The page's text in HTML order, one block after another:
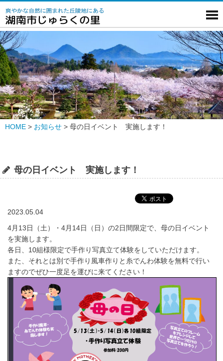
HOME > お知らせ > 母の日イベント 実施します！
母の日イベント 実施します！
2023.05.04
4月13日（土）・4月14日（日）の2日間限定で、母の日イベント
を実施します。
各日、10組様限定で手作り写真立て体験をしていただけます。
また、それとは別で手作り風車作りと糸でんわ体験を無料で行い
ますのでぜひ一度足を運びに来てください！